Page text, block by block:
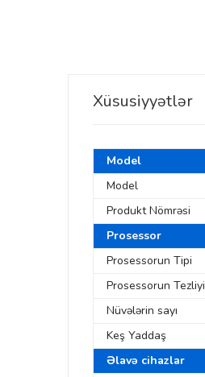
Xüsusiyyətlər
Model
Model
Produkt Nömrəsi
Prosessor
Prosessorun Tipi
Prosessorun Tezliyi
Nüvələrin sayı
Keş Yaddaş
Əlavə cihazlar